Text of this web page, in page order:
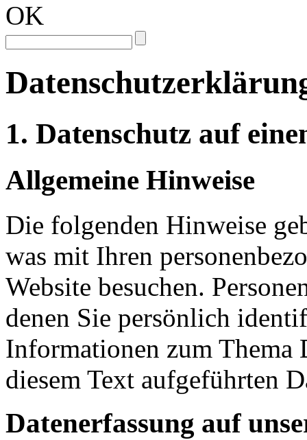
OK
1. Datenschutz auf
Allgemeine Hinweise
Die folgenden Hinweise
was mit Ihren
Website besuchen.
denen Sie persönlich
Informationen zum Thema
diesem Text aufgeführten
Datenerfassung auf